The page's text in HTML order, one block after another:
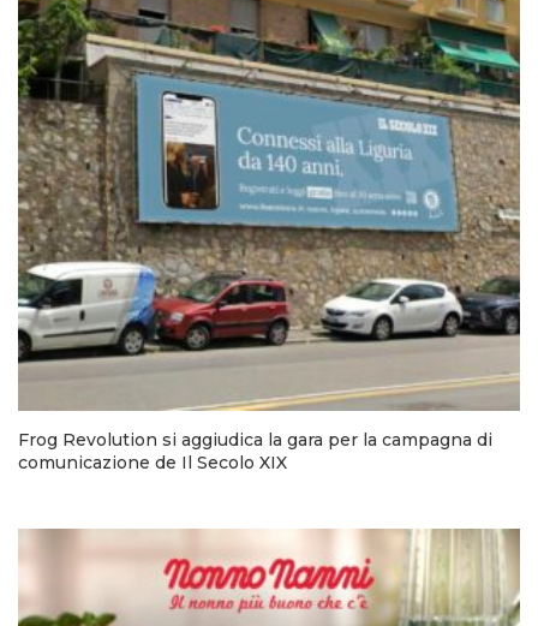
Frog Revolution si aggiudica la gara per la campagna di
comunicazione de Il Secolo XIX